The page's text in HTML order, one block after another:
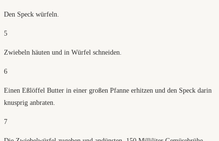
Den Speck würfeln.
5
Zwiebeln häuten und in Würfel schneiden.
6
Einen Eßlöffel Butter in einer großen Pfanne erhitzen und den Speck darin
knusprig anbraten.
7